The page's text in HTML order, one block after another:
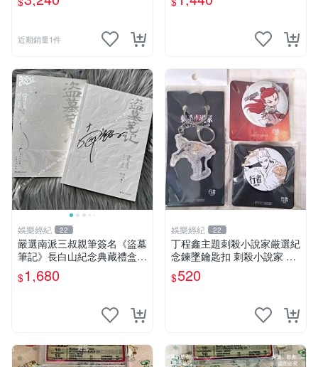
多年有一句老師最金典名言
近期銷量1件
原創 漫畫周邊
娛樂經紀 22
嚴選南派三叔親筆簽名《盜墓
筆記》長白山紀念典藏禮盒，
限量收藏必備 原著小說 定價
特別款
$1,680
娛樂經紀 22
丁程鑫主題刺殺小說家厳選紀
念鍊墜鑰匙扣 刺殺小說家 丁
程鑫 鍊墜
$520